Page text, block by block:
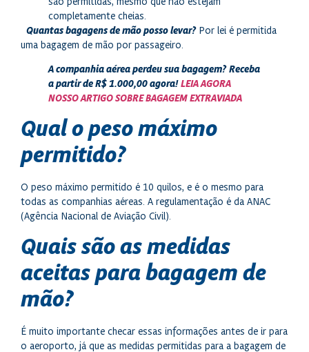
completamente cheias.
Quantas bagagens de mão posso levar?Por lei é permitida
uma bagagem de mão por passageiro.
A companhia aérea perdeu sua bagagem? Receba
a partir de R$ 1.000,00 agora! LEIA AGORA
NOSSO ARTIGO SOBRE BAGAGEM EXTRAVIADA
Qual o peso máximo
permitido?
O peso máximo permitido é 10 quilos, e é o mesmo para
todas as companhias aéreas. A regulamentação é da ANAC
(Agência Nacional de Aviação Civil).
Quais são as medidas
aceitas para bagagem de
mão?
É muito importante checar essas informações antes de ir para
o aeroporto, já que as medidas permitidas para a bagagem de